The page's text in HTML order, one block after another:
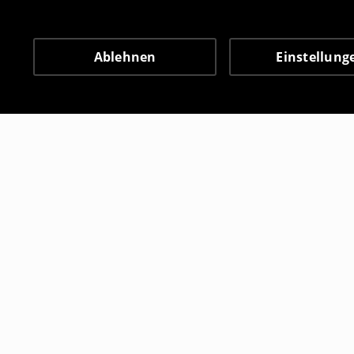
Ablehnen